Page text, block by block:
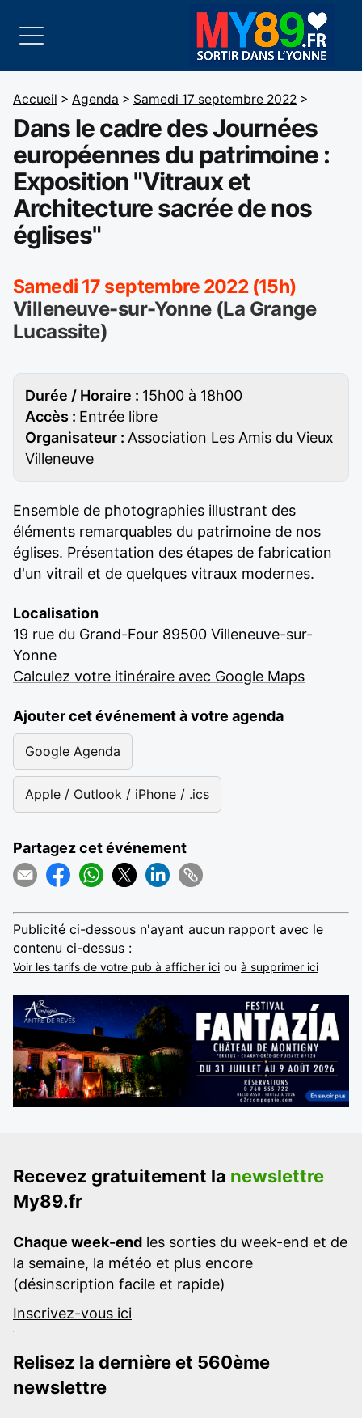
Accueil > Agenda > Samedi 17 septembre 2022 >
Dans le cadre des Journées
européennes du patrimoine :
Exposition "Vitraux et
Architecture sacrée de nos
églises"
Samedi 17 septembre 2022 (15h)
Villeneuve-sur-Yonne (La Grange
Lucassite)
Durée / Horaire : 15h00 à 18h00
Accès : Entrée libre
Organisateur : Association Les Amis du Vieux
Villeneuve
Ensemble de photographies illustrant des
éléments remarquables du patrimoine de nos
églises. Présentation des étapes de fabrication
d'un vitrail et de quelques vitraux modernes.
Localisation
19 rue du Grand-Four 89500 Villeneuve-sur-
Yonne
Calculez votre itinéraire avec Google Maps
Ajouter cet événement à votre agenda
Google Agenda
Apple / Outlook / iPhone / .ics
Partagez cet événement
Publicité ci-dessous n'ayant aucun rapport avec le
contenu ci-dessus :
Voir les tarifs de votre pub à afficher ici ou à supprimer ici
Recevez gratuitement la newslettre
My89.fr
Chaque week-end les sorties du week-end et de
la semaine, la météo et plus encore
(désinscription facile et rapide)
Inscrivez-vous ici
Relisez la dernière et 560ème
newslettre